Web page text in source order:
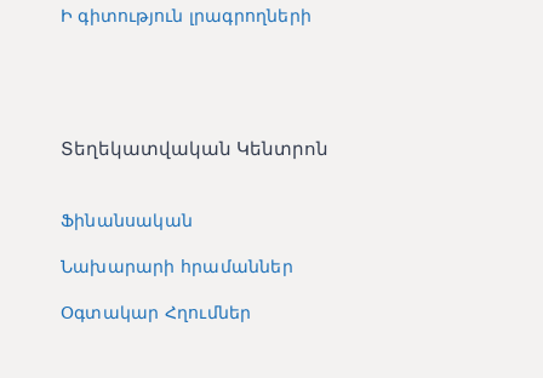
Ի գիտություն լրագրողների
Տեղեկատվական Կենտրոն
Ֆինանսական
Նախարարի հրամաններ
Օգտակար Հղումներ